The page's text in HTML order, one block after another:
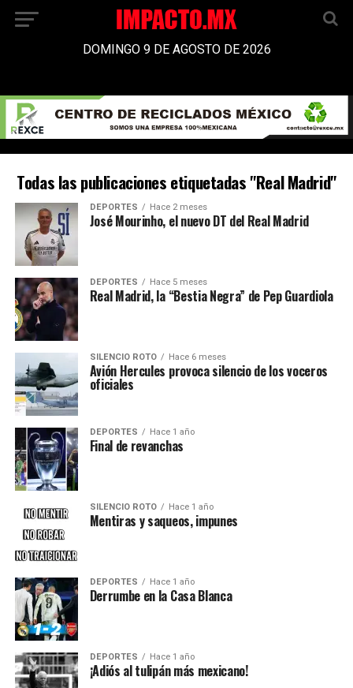
DOMINGO 9 DE AGOSTO DE 2026
Todas las publicaciones etiquetadas "Real Madrid"
DEPORTES Hace 2 meses
José Mourinho, el nuevo DT del Real Madrid
DEPORTES Hace 5 meses
Real Madrid, la “Bestia Negra” de Pep Guardiola
SILENCIO ROTO Hace 6 meses
Avión Hercules provoca silencio de los voceros
oficiales
DEPORTES Hace 1 año
Final de revanchas
SILENCIO ROTO Hace 1 año
Mentiras y saqueos, impunes
DEPORTES Hace 1 año
Derrumbe en la Casa Blanca
DEPORTES Hace 1 año
¡Adiós al tulipán más mexicano!